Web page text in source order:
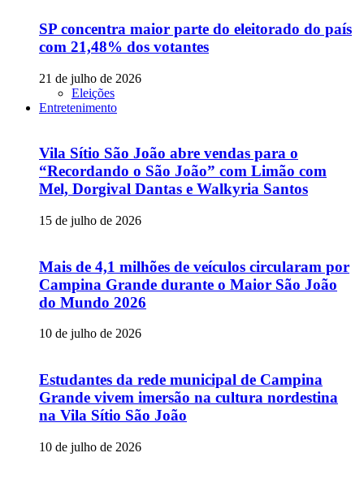
SP concentra maior parte do eleitorado do país
com 21,48% dos votantes
21 de julho de 2026
Eleições
Entretenimento
Vila Sítio São João abre vendas para o
“Recordando o São João” com Limão com
Mel, Dorgival Dantas e Walkyria Santos
15 de julho de 2026
Mais de 4,1 milhões de veículos circularam por
Campina Grande durante o Maior São João
do Mundo 2026
10 de julho de 2026
Estudantes da rede municipal de Campina
Grande vivem imersão na cultura nordestina
na Vila Sítio São João
10 de julho de 2026